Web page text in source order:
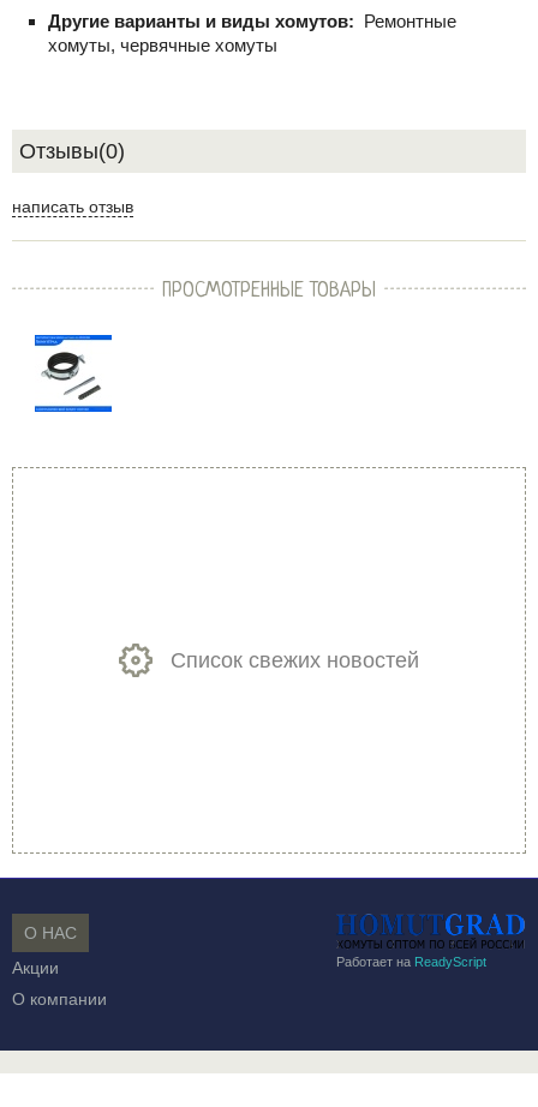
Другие варианты и виды хомутов: Ремонтные
хомуты, червячные хомуты
Отзывы(0)
написать отзыв
ПРОСМОТРЕННЫЕ ТОВАРЫ
Список свежих новостей
Работает на ReadyScript
О НАС
Акции
О компании